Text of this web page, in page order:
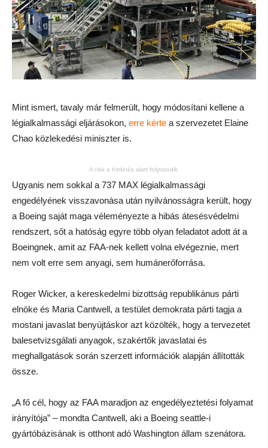
Mint ismert, tavaly már felmerült, hogy módosítani kellene a
légialkalmassági eljárásokon, erre kérte a szervezetet Elaine
Chao közlekedési miniszter is.
A cikk a hirdetés alatt folytatódik.
Ugyanis nem sokkal a 737 MAX légialkalmassági
engedélyének visszavonása után nyilvánosságra került, hogy
a Boeing saját maga véleményezte a hibás átesésvédelmi
rendszert, sőt a hatóság egyre több olyan feladatot adott át a
Boeingnek, amit az FAA-nek kellett volna elvégeznie, mert
nem volt erre sem anyagi, sem humánerőforrása.
Roger Wicker, a kereskedelmi bizottság republikánus párti
elnöke és Maria Cantwell, a testület demokrata párti tagja a
mostani javaslat benyújtáskor azt közölték, hogy a tervezetet
balesetvizsgálati anyagok, szakértők javaslatai és
meghallgatások során szerzett információk alapján állították
össze.
„A fő cél, hogy az FAA maradjon az engedélyeztetési folyamat
irányítója” – mondta Cantwell, aki a Boeing seattle-i
gyártóbázisának is otthont adó Washington állam szenátora.